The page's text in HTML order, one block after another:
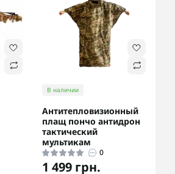
В наличии
Антитепловизионный
плащ пончо антидрон
тактический
мультикам
0
1 499 грн.